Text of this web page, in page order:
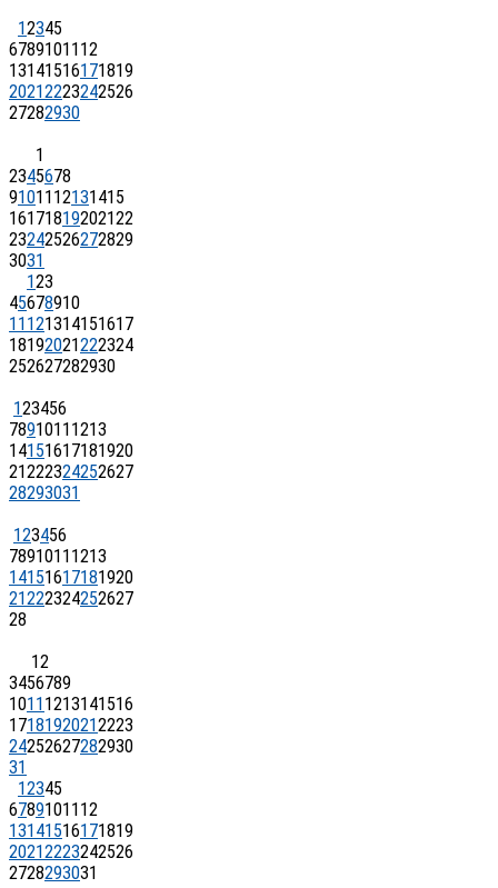
12345
67891011 12
13141516171819
20212223242526
27282930
1
2345678
91011 12131415
16171819202122
23242526272829
3031
123
45678910
11 121314151617
18192021222324
252627282930
123456
7891011 1213
14151617181920
21222324252627
28293031
123456
7891011 1213
14151617181920
21222324252627
28
12
3456789
1011 1213141516
17181920212223
24252627282930
31
12345
67891011 12
13141516171819
20212223242526
2728293031